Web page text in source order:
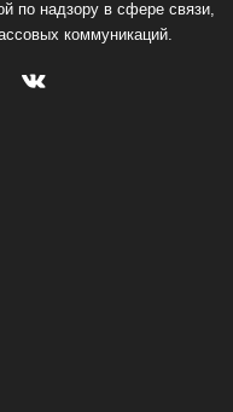
по надзору в сфере связи,
коммуникаций.